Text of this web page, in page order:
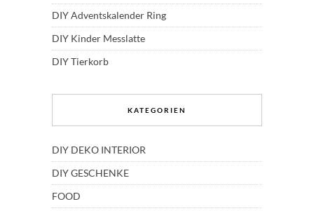
DIY Adventskalender Ring
DIY Kinder Messlatte
DIY Tierkorb
KATEGORIEN
DIY DEKO INTERIOR
DIY GESCHENKE
FOOD